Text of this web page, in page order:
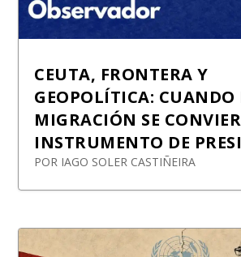
CEUTA, FRONTERA Y
GEOPOLÍTICA: CUANDO
MIGRACIÓN SE
INSTRUMENTO DE
POR IAGO SOLER CASTIÑEIRA